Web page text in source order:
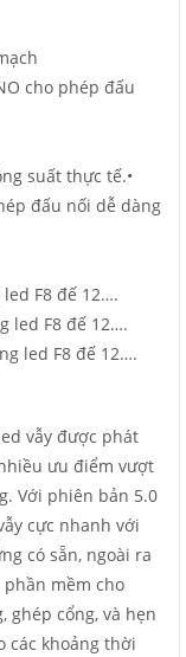
cho phép đấu
suất thực tế.•
đấu nối dễ dàng
F8 đế 12….
led F8 đế 12….
led F8 đế 12….
vẫy được phát
ưu điểm vượt
Với phiên bản 5.0
cực nhanh với
có sẵn, ngoài ra
mềm cho
ghép cổng, và hẹn
các khoảng thời